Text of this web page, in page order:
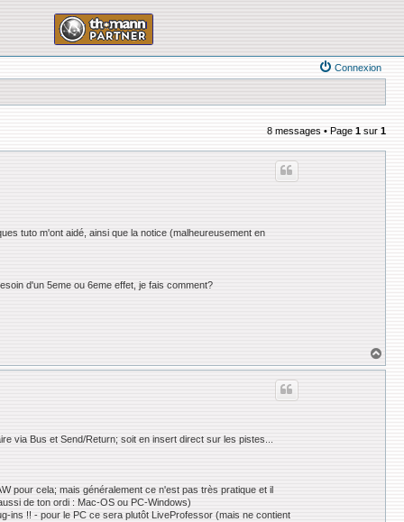
Connexion
8 messages • Page 1 sur 1
tuto m'ont aidé, ainsi que la notice (malheureusement en
d'un 5eme ou 6eme effet, je fais comment?
a
via Bus et Send/Return; soit en insert direct sur les pistes...
pour cela; mais généralement ce n'est pas très pratique et il
de ton ordi : Mac-OS ou PC-Windows)
ins !! - pour le PC ce sera plutôt LiveProfessor (mais ne contient